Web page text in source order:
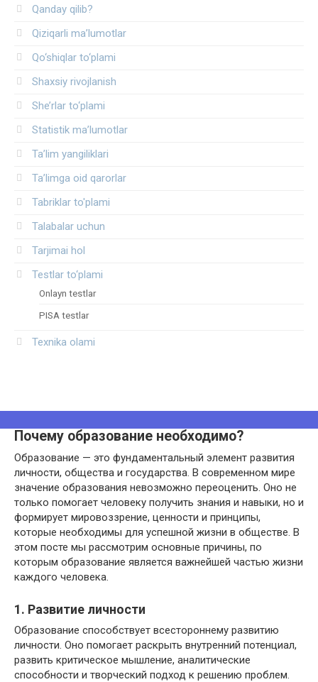
Qanday qilib?
Qiziqarli ma’lumotlar
Qo‘shiqlar to‘plami
Shaxsiy rivojlanish
She’rlar to‘plami
Statistik ma’lumotlar
Ta’lim yangiliklari
Ta’limga oid qarorlar
Tabriklar to'plami
Talabalar uchun
Tarjimai hol
Testlar to‘plami
Onlayn testlar
PISA testlar
Texnika olami
Почему образование необходимо?
Образование — это фундаментальный элемент развития
личности, общества и государства. В современном мире
значение образования невозможно переоценить. Оно не
только помогает человеку получить знания и навыки, но и
формирует мировоззрение, ценности и принципы,
которые необходимы для успешной жизни в обществе. В
этом посте мы рассмотрим основные причины, по
которым образование является важнейшей частью жизни
каждого человека.
1. Развитие личности
Образование способствует всестороннему развитию
личности. Оно помогает раскрыть внутренний потенциал,
развить критическое мышление, аналитические
способности и творческий подход к решению проблем.